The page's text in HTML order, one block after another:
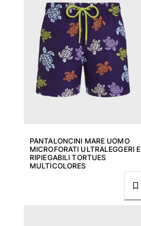
PANTALONCINI MARE UOMO
MICROFORATI ULTRALEGGERI E
RIPIEGABILI TORTUES
MULTICOLORES